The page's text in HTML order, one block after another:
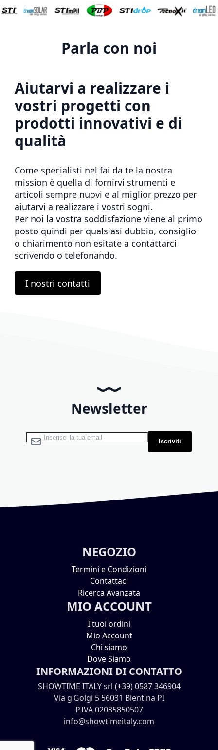
Parla con noi
Aiutarvi a realizzare i
vostri progetti con
prodotti innovativi e di
qualità
Come specialisti nel fai da te la nostra
mission è quella di fornirvi strumenti e
articoli sempre nuovi e al miglior prezzo per
aiutarvi a realizzare i vostri sogni.
Per noi la vostra soddisfazione viene al primo
posto quindi per qualsiasi dubbio, consiglio
o chiarimento non esitate a contattarci
scrivendo o telefonando.
I nostri contatti
Newsletter
Iscriviti alla nostra Newsletter: Iscriviti
NEGOZIO
Termini e Condizioni
Contattaci
Ricerca Avanzata
MIO ACCOUNT
I tuoi ordini
Mio Account
Chi siamo
Dove Siamo
INFORMAZIONI DI CONTATTO
SHOWTIME ITALY srl (+39) 0587 346904
Via g.Golgi 5 56031 Bientina PI
P.IVA 02085850507
info@showtimeitaly.com